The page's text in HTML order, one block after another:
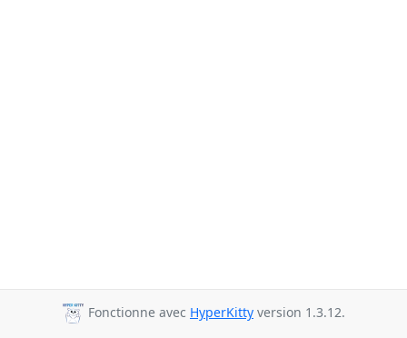
Fonctionne avec HyperKitty version 1.3.12.